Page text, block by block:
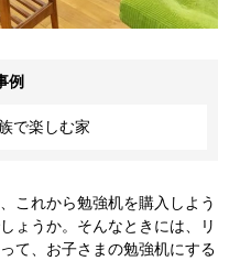
例
で楽しむ家
これから勉強机を購入しよう
ょうか。そんなときには、リ
て、お子さまの勉強机にする